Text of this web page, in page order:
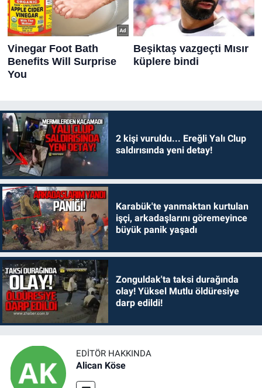
2 kişi vuruldu... Ereğli Yalı Clup
saldırısında yeni detay!
Karabük'te yanmaktan kurtulan
işçi, arkadaşlarını göremeyince
büyük panik yaşadı
Zonguldak'ta taksi durağında
olay! Yüksel Mutlu öldüresiye
darp edildi!
EDITÖR HAKKINDA
Alican Köse